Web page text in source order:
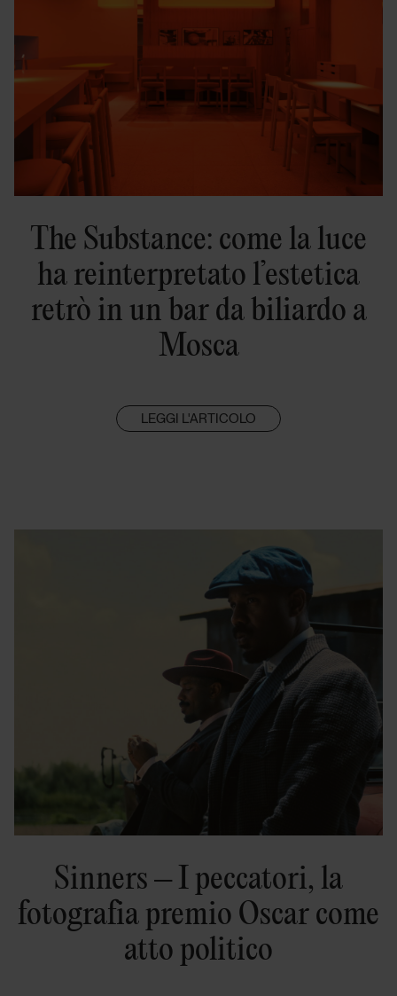
The Substance: come la luce
ha reinterpretato l’estetica
retrò in un bar da biliardo a
Mosca
LEGGI L'ARTICOLO
Sinners – I peccatori, la
fotografia premio Oscar come
atto politico